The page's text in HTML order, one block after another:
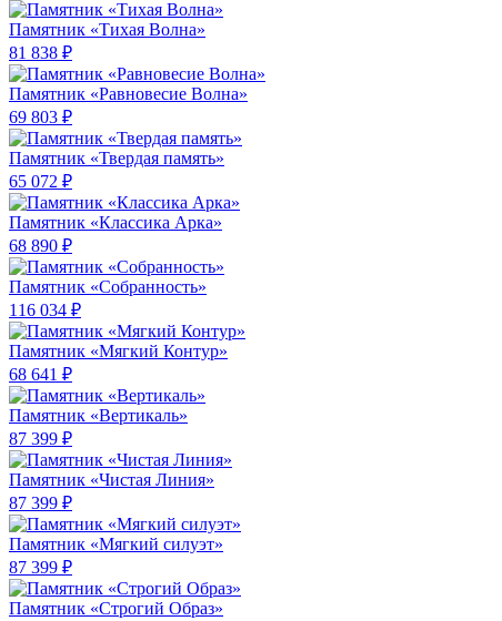
Памятник «Тихая Волна»
81 838 ₽
Памятник «Равновесие Волна»
69 803 ₽
Памятник «Твердая память»
65 072 ₽
Памятник «Классика Арка»
68 890 ₽
Памятник «Собранность»
116 034 ₽
Памятник «Мягкий Контур»
68 641 ₽
Памятник «Вертикаль»
87 399 ₽
Памятник «Чистая Линия»
87 399 ₽
Памятник «Мягкий силуэт»
87 399 ₽
Памятник «Строгий Образ»